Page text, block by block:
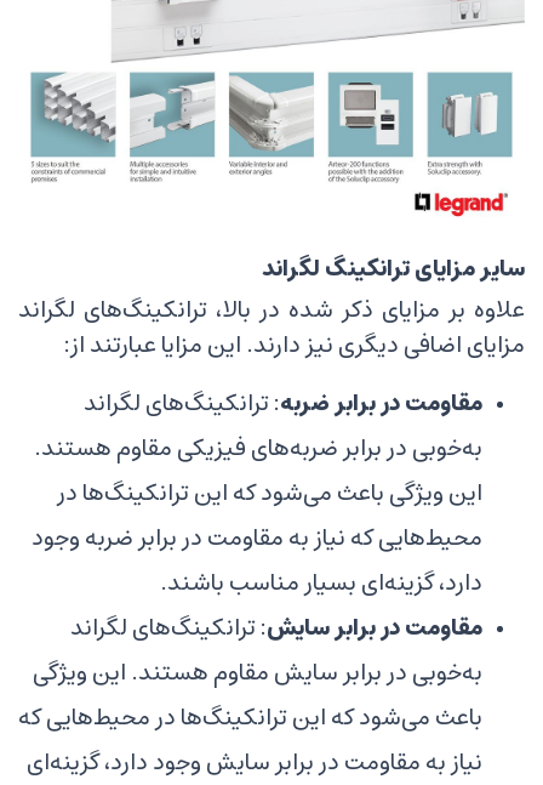
سایر مزایای ترانکینگ لگراند
علاوه بر مزایای ذکر شده در بالا، ترانکینگ‌های لگراند
مزایای اضافی دیگری نیز دارند. این مزایا عبارتند از:
مقاومت در برابر ضربه: ترانکینگ‌های لگراند
به‌خوبی در برابر ضربه‌های فیزیکی مقاوم هستند.
این ویژگی باعث می‌شود که این ترانکینگ‌ها در
محیط‌هایی که نیاز به مقاومت در برابر ضربه وجود
دارد، گزینه‌ای بسیار مناسب باشند.
مقاومت در برابر سایش: ترانکینگ‌های لگراند
به‌خوبی در برابر سایش مقاوم هستند. این ویژگی
باعث می‌شود که این ترانکینگ‌ها در محیط‌هایی که
نیاز به مقاومت در برابر سایش وجود دارد، گزینه‌ای